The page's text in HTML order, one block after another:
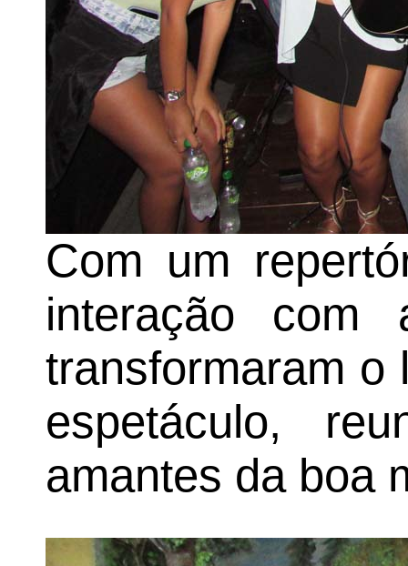
Com um
interação com
transformaram o
espetáculo,
amantes da boa